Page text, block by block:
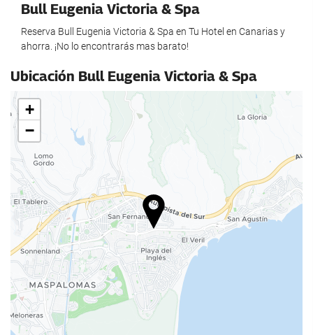
Gym
Group lessons
Food and beverage
Restaurant
Restaurant (à la carte)
Bar
Snack Bar
On-site Coffee Shop
Kids' Meals
Special Diet Meals (upon request)
Fruit
Vending Machine (drinks)
Leisure and families
Kids' Club
Bull Eugenia Victoria & Spa
Reserva Bull Eugenia Victoria & Spa en Tu Hotel en Canarias y
ahorra. ¡No lo encontrarás mas barato!
Ubicación Bull Eugenia Victoria & Spa
+
−